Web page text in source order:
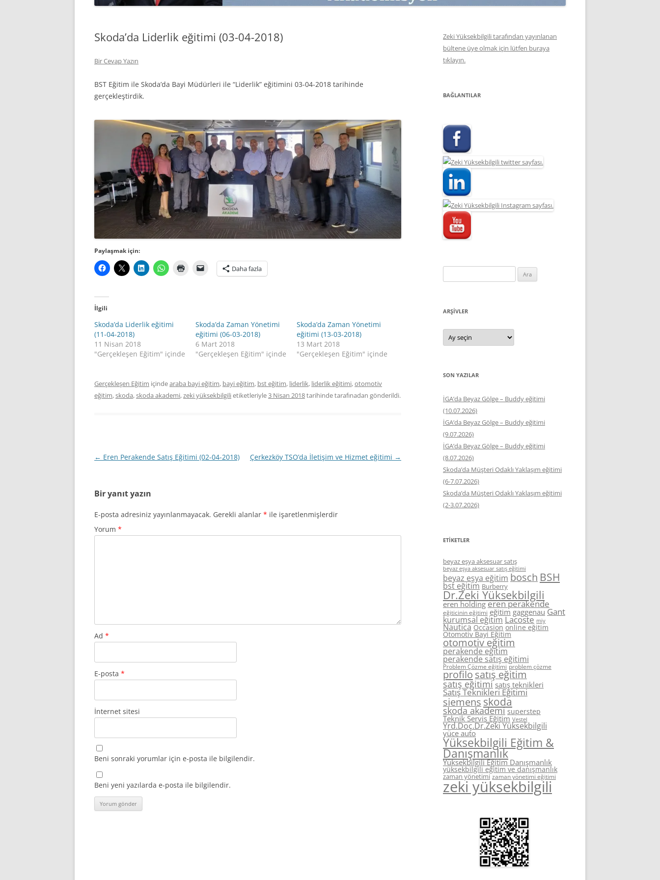
HIZLI MODA TÜKETICILERININ
PAZARLAMADA YENI USTALIK
PAZARLAMA TEMELLERI
PAZARLAMA MUCIZE DEĞILDIR
PAZARLAMA CANAVARI
SATMAK
Skoda’da Liderlik eğitimi (03-04-2018)
Bir Cevap Yazın
BST Eğitim ile Skoda’da Bayi Müdürleri ile “Liderlik” eğitimini 03-04-2018 tarihinde
gerçekleştirdik.
Paylaşmak için:
Daha fazla
İlgili
Skoda’da Liderlik eğitimi
(11-04-2018)
11 Nisan 2018
"Gerçekleşen Eğitim" içinde
Skoda’da Zaman Yönetimi
eğitimi (06-03-2018)
6 Mart 2018
"Gerçekleşen Eğitim" içinde
Skoda’da Zaman Yönetimi
eğitimi (13-03-2018)
13 Mart 2018
"Gerçekleşen Eğitim" içinde
Gerçekleşen Eğitim içindearaba bayi eğitim, bayi eğitim, bst eğitim, liderlik, liderlik eğitimi,otomotiv
eğitim,skoda,skoda akademi,zeki yüksekbilgilietiketleriyle3 Nisan 2018tarihindetarafınadan gönderildi.
Yazı
← Eren Perakende Satış Eğitimi (02-04-2018) Çerkezköy TSO’da İletişim ve Hizmet eğitimi →
Bir yanıt yazın
E-posta adresiniz yayınlanmayacak. Gerekli alanlar * ile işaretlenmişlerdir
Yorum *
Ad *
E-posta *
İnternet sitesi
Beni sonraki yorumlar için e-posta ile bilgilendir.
Beni yeni yazılarda e-posta ile bilgilendir.
Zeki Yüksekbilgili tarafından yayınlanan
bültene üye olmak için lütfen buraya
tıklayın.
BAĞLANTILAR
ARŞIVLER
Arşivler
SON YAZILAR
İGA’da Beyaz Gölge – Buddy eğitimi
(10.07.2026)
İGA’da Beyaz Gölge – Buddy eğitimi
(9.07.2026)
İGA’da Beyaz Gölge – Buddy eğitimi
(8.07.2026)
Skoda’da Müşteri Odaklı Yaklaşım eğitimi
(6-7.07.2026)
Skoda’da Müşteri Odaklı Yaklaşım eğitimi
(2-3.07.2026)
ETIKETLER
beyaz eşya aksesuar satış
beyaz eşya aksesuar satış eğitimi
beyaz eşya eğitim bosch BSH
bst eğitim Burberry
Dr.Zeki Yüksekbilgili
eren holding eren perakende
eğiticinin eğitimi eğitim gaggenau Gant
kurumsal eğitim Lacoste miy
Nautica Occasion online eğitim
Otomotiv Bayi Eğitim
otomotiv eğitim
perakende eğitim
perakende satış eğitimi
Problem Çözme eğitimi problem çözme
profilo satış eğitim
satış eğitimi satış teknikleri
Satış Teknikleri Eğitimi
siemens skoda
skoda akademi superstep
Teknik Servis Eğitim Vestel
Yrd.Doç.Dr.Zeki Yüksekbilgili
yüce auto
Yüksekbilgili Eğitim &
Danışmanlık
Yüksekbilgili Eğitim Danışmanlık
yüksekbilgili eğitim ve danışmanlık
zaman yönetimi zaman yönetimi eğitimi
zeki yüksekbilgili